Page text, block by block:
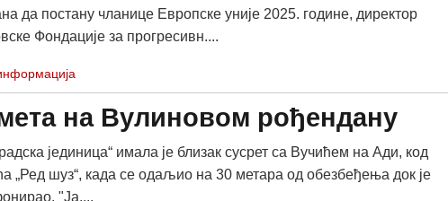
да постану чланице Европске уније 2025. године, директор
Фондације за прогресивн....
на Вулиновом рођендану
јединица“ имала је близак сусрет са Вучићем на Ади, код
„Ред шуз“, када се одаљио на 30 метара од обезбеђења док је
"Ја....